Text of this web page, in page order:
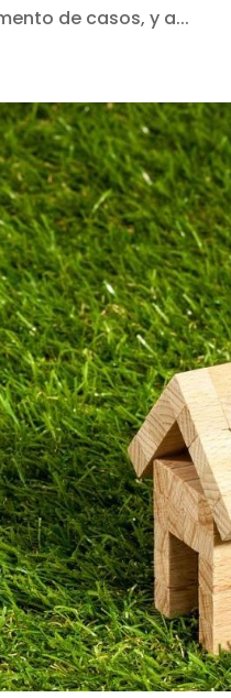
de casos, y a...